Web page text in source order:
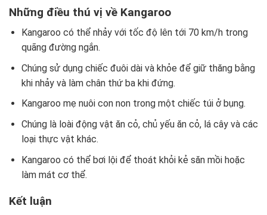
Những điều thú vị về Kangaroo
Kangaroo có thể nhảy với tốc độ lên tới 70 km/h trong
quãng đường ngắn.
Chúng sử dụng chiếc đuôi dài và khỏe để giữ thăng bằng
khi nhảy và làm chân thứ ba khi đứng.
Kangaroo mẹ nuôi con non trong một chiếc túi ở bụng.
Chúng là loài động vật ăn cỏ, chủ yếu ăn cỏ, lá cây và các
loại thực vật khác.
Kangaroo có thể bơi lội để thoát khỏi kẻ săn mồi hoặc
làm mát cơ thể.
Kết luận